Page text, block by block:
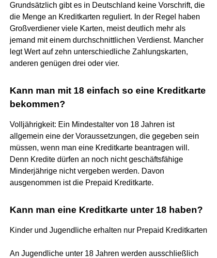
Grundsätzlich gibt es in Deutschland keine Vorschrift, die
die Menge an Kreditkarten reguliert. In der Regel haben
Großverdiener viele Karten, meist deutlich mehr als
jemand mit einem durchschnittlichen Verdienst. Mancher
legt Wert auf zehn unterschiedliche Zahlungskarten,
anderen genügen drei oder vier.
Kann man mit 18 einfach so eine Kreditkarte
bekommen?
Volljährigkeit: Ein Mindestalter von 18 Jahren ist
allgemein eine der Voraussetzungen, die gegeben sein
müssen, wenn man eine Kreditkarte beantragen will.
Denn Kredite dürfen an noch nicht geschäftsfähige
Minderjährige nicht vergeben werden. Davon
ausgenommen ist die Prepaid Kreditkarte.
Kann man eine Kreditkarte unter 18 haben?
Kinder und Jugendliche erhalten nur Prepaid Kreditkarten
An Jugendliche unter 18 Jahren werden ausschließlich